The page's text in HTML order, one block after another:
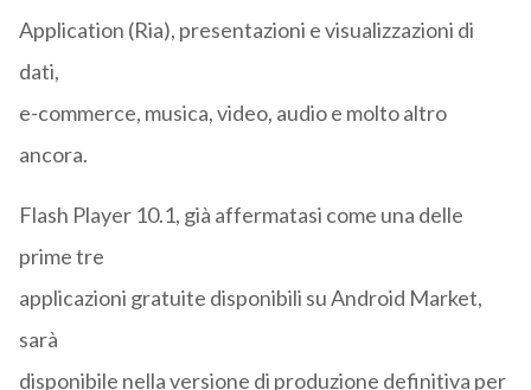
Application (Ria), presentazioni e visualizzazioni di
dati,
e-commerce, musica, video, audio e molto altro
ancora.
Flash Player 10.1, già affermatasi come una delle
prime tre
applicazioni gratuite disponibili su Android Market,
sarà
disponibile nella versione di produzione definitiva per